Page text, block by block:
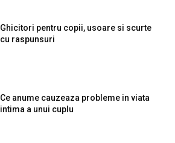
Ghicitori pentru copii, usoare si scurte
cu raspunsuri
Ce anume cauzeaza probleme in viata
intima a unui cuplu